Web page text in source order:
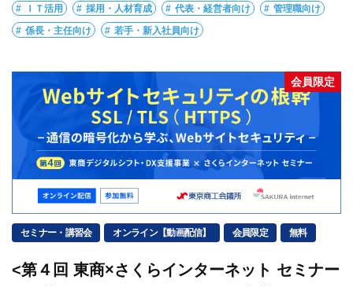
ＩＴ活用 採用・人材育成 代表・経営者向け 管理職向け
係長・主任向け 若手・新入社員向け
会員限定
セミナー・講習会 オンライン【動画配信】 会員限定 無料
<第４回 東商×さくらインターネット セミナー